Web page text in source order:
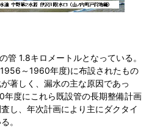
管 1.8キロメートルとなっている。
～1960年度)に布設されたもの
著しく、漏水の主な原因であっ
度にこれら既設管の長期整備計画
し、年次計画により主にダクタイ
。